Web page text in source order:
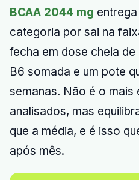
BCAA 2044 mg
categoria por sai na
fecha em dose cheia
B6 somada e um pote
semanas. Não é o mais
analisados, mas
que a média, e é isso
após mês.